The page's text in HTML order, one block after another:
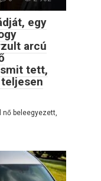
egy
arcú
tett,
beleegyezett,